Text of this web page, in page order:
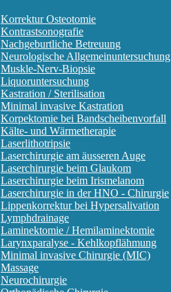
Korrektur Osteotomie
Kontrastsonografie
Nachgeburtliche Betreuung
Neurologische Allgemeinuntersuchung
Muskle-Nerv-Biopsie
Liquoruntersuchung
Kastration / Sterilisation
Minimal invasive Kastration
Korpektomie bei Bandscheibenvorfall
Kälte- und Wärmetherapie
Laserlithotripsie
Laserchirurgie am äusseren Auge
Laserchirurgie beim Glaukom
Laserchirurgie beim Irismelanom
Laserchirurgie in der HNO - Chirurgie
Lippenkorrektur bei Hypersalivation
Lymphdrainage
Laminektomie / Hemilaminektomie
Larynxparalyse - Kehlkopflähmung
Minimal invasive Chirurgie (MIC)
Massage
Neurochirurgie